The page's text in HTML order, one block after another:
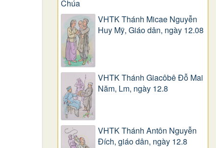
Chúa
VHTK Thánh Micae Nguyễn
Huy Mỹ, Giáo dân, ngày 12.08
VHTK Thánh Giacôbê Ðỗ Mai
Năm, Lm, ngày 12.8
VHTK Thánh Antôn Nguyễn
Ðích, giáo dân, ngày 12.8